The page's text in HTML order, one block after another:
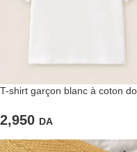
T-shirt garçon blanc à coton
2,950 DA